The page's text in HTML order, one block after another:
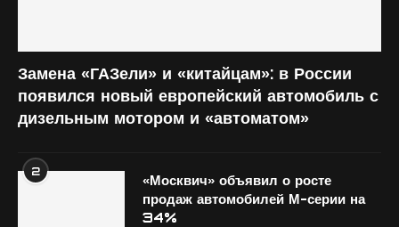
Замена «ГАЗели» и «китайцам»: в России
появился новый европейский автомобиль с
дизельным мотором и «автоматом»
2
«Москвич» объявил о росте
продаж автомобилей М-серии на
34%